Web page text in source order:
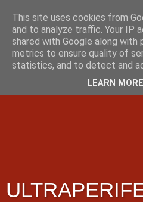
This site uses cookies from
and to analyze traffic. Your IP
shared with Google along with
metrics to ensure quality of
statistics, and to detect and
LEARN MORE